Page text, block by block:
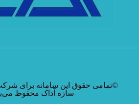
©تمامی حقوق این سامانه برای
سازه آداک محفوظ